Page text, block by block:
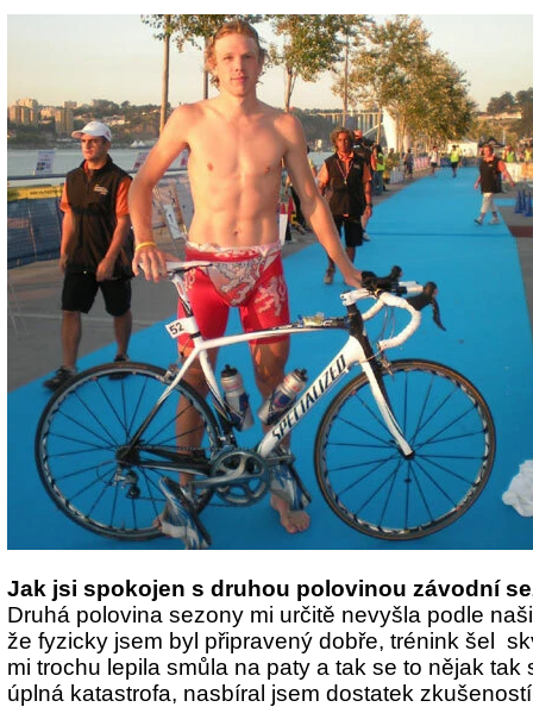
Jak jsi spokojen s druhou polovinou závodní
Druhá polovina sezony mi určitě nevyšla podle
že fyzicky jsem byl připravený dobře, trénink šel
mi trochu lepila smůla na paty a tak se to nějak tak
úplná katastrofa, nasbíral jsem dostatek